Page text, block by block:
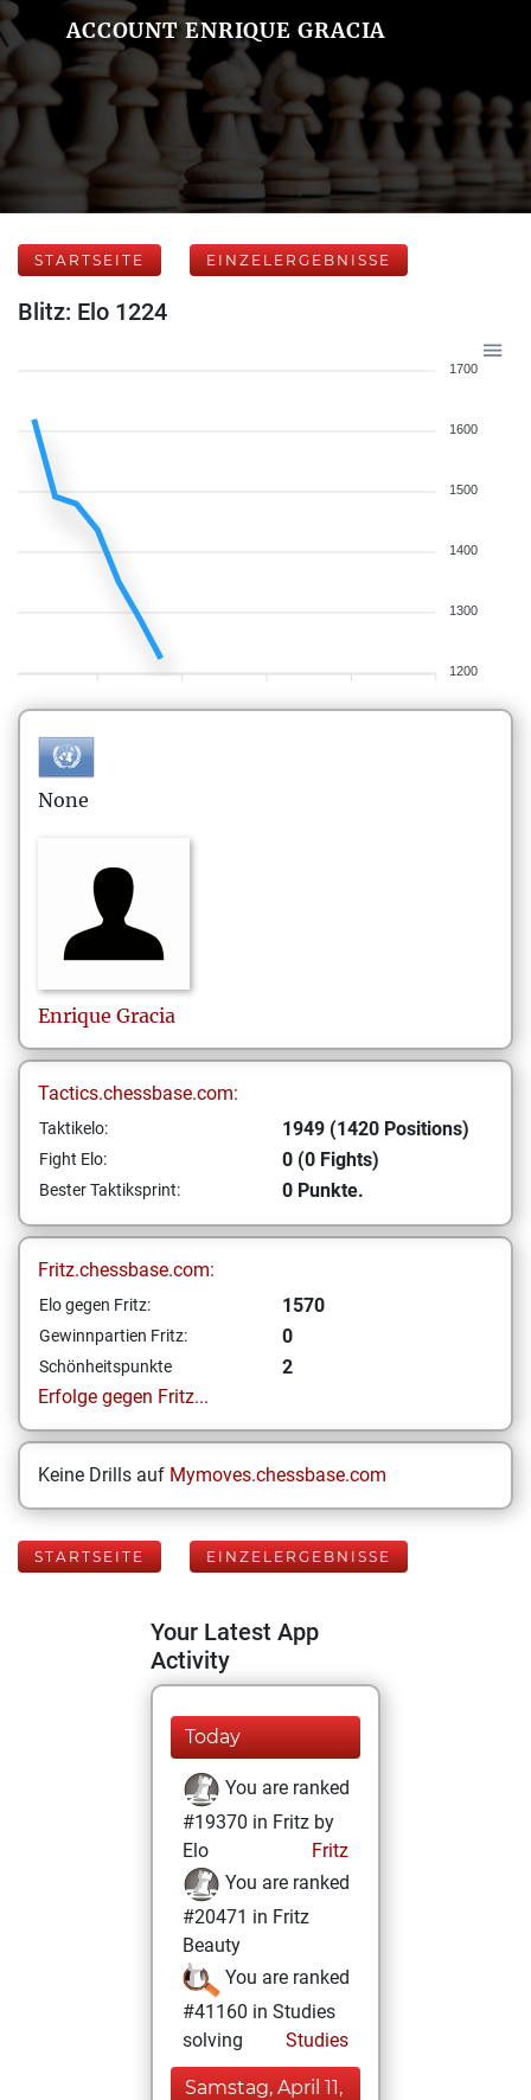
ACCOUNT ENRIQUE GRACIA
STARTSEITE EINZELERGEBNISSE
Blitz: Elo 1224
1700
1600
1500
1400
1300
1200
None
Enrique Gracia
Tactics.chessbase.com:
Taktikelo: 1949 (1420 Positions)
Fight Elo: 0 (0 Fights)
Bester Taktiksprint: 0 Punkte.
Fritz.chessbase.com:
Elo gegen Fritz: 1570
Gewinnpartien Fritz: 0
Schönheitspunkte
2
Erfolge gegen Fritz...
Keine Drills auf Mymoves.chessbase.com
STARTSEITE EINZELERGEBNISSE
Your Latest App
Activity
Today
You are ranked
#19370 in Fritz by
Elo
Fritz
You are ranked
#20471 in Fritz
Beauty
You are ranked
#41160 in Studies
solving
Studies
Samstag, April 11,